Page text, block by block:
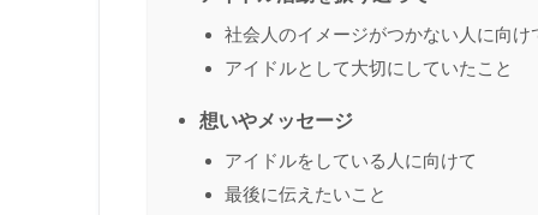
社会人のイメージがつかない人に向け
アイドルとして大切にしていたこと
想いやメッセージ
アイドルをしている人に向けて
最後に伝えたいこと